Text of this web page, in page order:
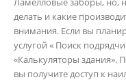
делать и какие
внимания. Если вы
услугой « Поиск
«Калькуляторы здания».
вы получите доступ к